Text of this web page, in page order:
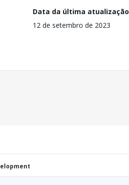
Data da última atualização
12 de setembro de 2023